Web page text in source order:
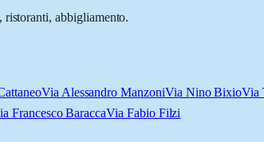
abbigliamento.
Via Alessandro ManzoniVia Nino BixioVia
Francesco BaraccaVia Fabio Filzi